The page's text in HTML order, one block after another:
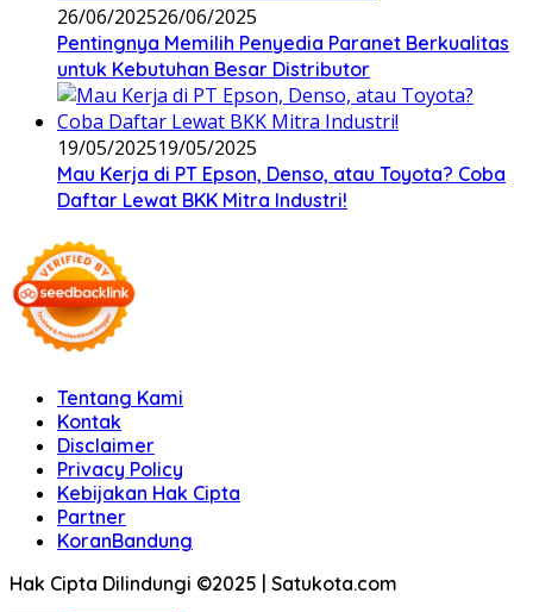
26/06/202526/06/2025
Pentingnya Memilih Penyedia Paranet Berkualitas
untuk Kebutuhan Besar Distributor
19/05/202519/05/2025
Mau Kerja di PT Epson, Denso, atau Toyota? Coba
Daftar Lewat BKK Mitra Industri!
Tentang Kami
Kontak
Disclaimer
Privacy Policy
Kebijakan Hak Cipta
Partner
KoranBandung
Hak Cipta Dilindungi ©2025 | Satukota.com